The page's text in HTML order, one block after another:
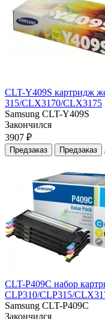
CLT-Y409S картридж
315/CLX3170/CLX3175
Samsung CLT-Y409S
Закончился
3907 ₽
Предзаказ Предзаказ
CLT-P409C набор
CLP310/CLP315/
Samsung CLT-P409C
Закончился